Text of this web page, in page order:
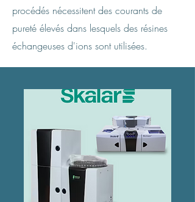
procédés nécessitent des courants de
pureté élevés dans lesquels des résines
échangeuses d'ions sont utilisées.